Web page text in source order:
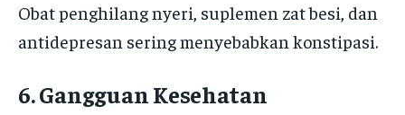
Obat penghilang nyeri, suplemen zat besi, dan
antidepresan sering menyebabkan konstipasi.
6. Gangguan Kesehatan